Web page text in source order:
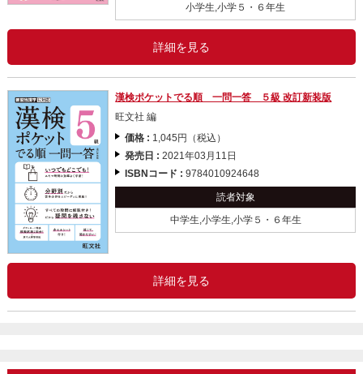
小学生,小学５・６年生
詳細を見る
漢検ポケットでる順 一問一答 ５級 改訂新装版
旺文社 編
価格 : 1,045円（税込）
発売日 :2021年03月11日
ISBNコード :9784010924648
読者対象
中学生,小学生,小学５・６年生
詳細を見る